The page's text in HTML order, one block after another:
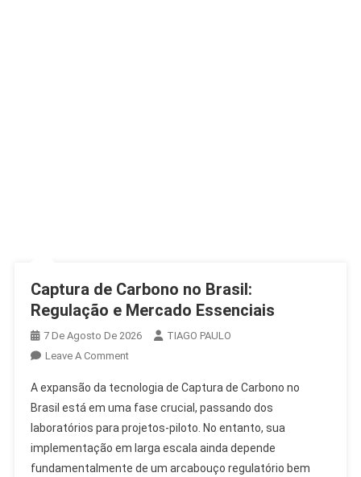
Captura de Carbono no Brasil:
Regulação e Mercado Essenciais
7 De Agosto De 2026
TIAGO PAULO
Leave A CommentOn
De
Carbono
No
Brasil:
Regulação
A expansão da tecnologia de Captura de Carbono no
Brasil está em uma fase crucial, passando dos
laboratórios para projetos-piloto. No entanto, sua
implementação em larga escala ainda depende
fundamentalmente de um arcabouço regulatório bem